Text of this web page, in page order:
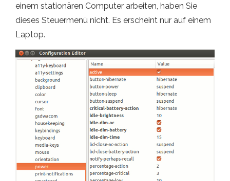
einem stationären Computer arbeiten, haben Sie
dieses Steuermenü nicht. Es erscheint nur auf einem
Laptop.